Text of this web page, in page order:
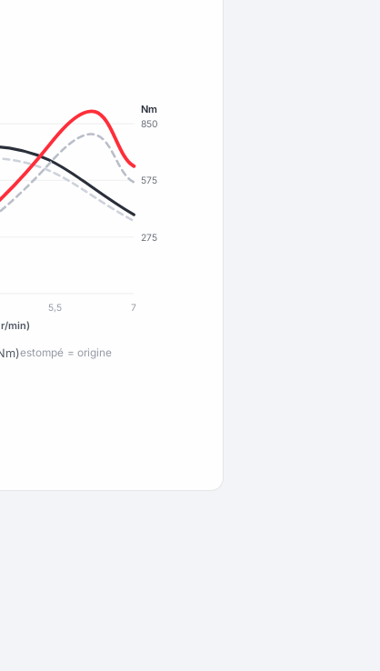
275
575
850
Nm
5,5 7
min)
estompé = origine